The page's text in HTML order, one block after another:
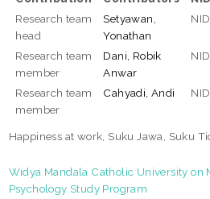
Research team
head
Setyawan,
Yonathan
Research team
member
Dani, Robik
Anwar
Research team
member
Cahyadi, Andi
Happiness at work, Suku Jawa, Suku
Widya Mandala Catholic University on
Psychology Study Program